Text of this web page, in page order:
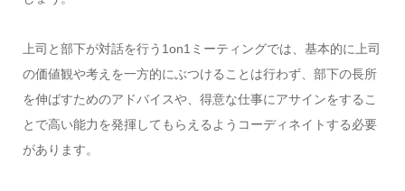
上司と部下が対話を行う1on1ミーティングでは、基本的に上司
の価値観や考えを一方的にぶつけることは行わず、部下の長所
を伸ばすためのアドバイスや、得意な仕事にアサインをするこ
とで高い能力を発揮してもらえるようコーディネイトする必要
があります。